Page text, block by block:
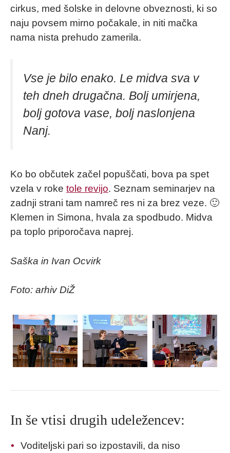
cirkus, med šolske in delovne obveznosti, ki so
naju povsem mirno počakale, in niti mačka
nama nista prehudo zamerila.
Vse je bilo enako. Le midva sva v
teh dneh drugačna. Bolj umirjena,
bolj gotova vase, bolj naslonjena
Nanj.
Ko bo občutek začel popuščati, bova pa spet
vzela v roke tole revijo. Seznam seminarjev na
zadnji strani tam namreč res ni za brez veze. 🙂
Klemen in Simona, hvala za spodbudo. Midva
pa toplo priporočava naprej.
Saška in Ivan Ocvirk
Foto: arhiv DiŽ
In še vtisi drugih udeležencev:
Voditeljski pari so izpostavili, da niso